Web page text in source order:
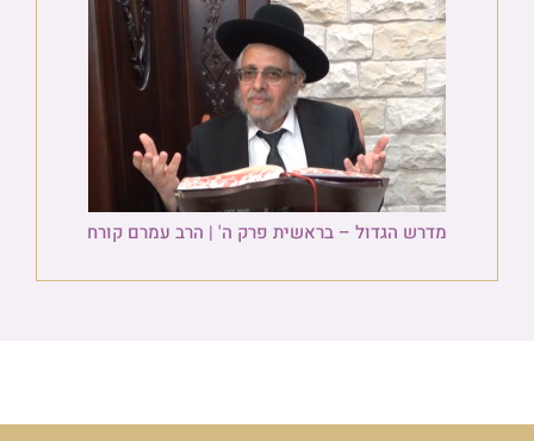
מדרש הגדול – בראשית פרק ה' | הרב עמרם קורח